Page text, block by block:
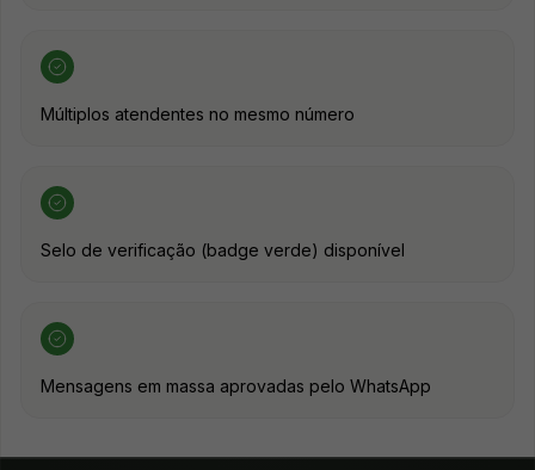
Múltiplos atendentes no mesmo número
Selo de verificação (badge verde) disponível
Mensagens em massa aprovadas pelo WhatsApp